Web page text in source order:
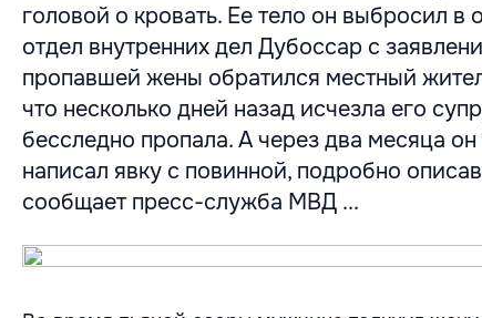
головой о кровать. Ее тело он выбросил в
отдел внутренних дел Дубоссар с
пропавшей жены обратился местный
что несколько дней назад исчезла его
бесследно пропала. А через два месяца
написал явку с повинной, подробно
сообщает пресс-служба МВД ...